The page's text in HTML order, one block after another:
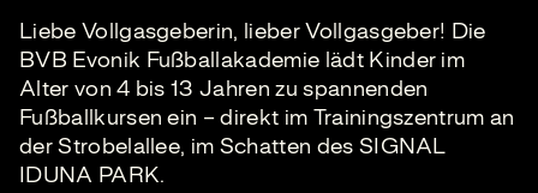
Liebe Vollgasgeberin, lieber Vollgasgeber! Die
BVB Evonik Fußballakademie lädt Kinder im
Alter von 4 bis 13 Jahren zu spannenden
Fußballkursen ein – direkt im Trainingszentrum an
der Strobelallee, im Schatten des SIGNAL
IDUNA PARK.